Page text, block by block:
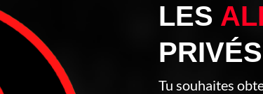
LES
Tu souhaites